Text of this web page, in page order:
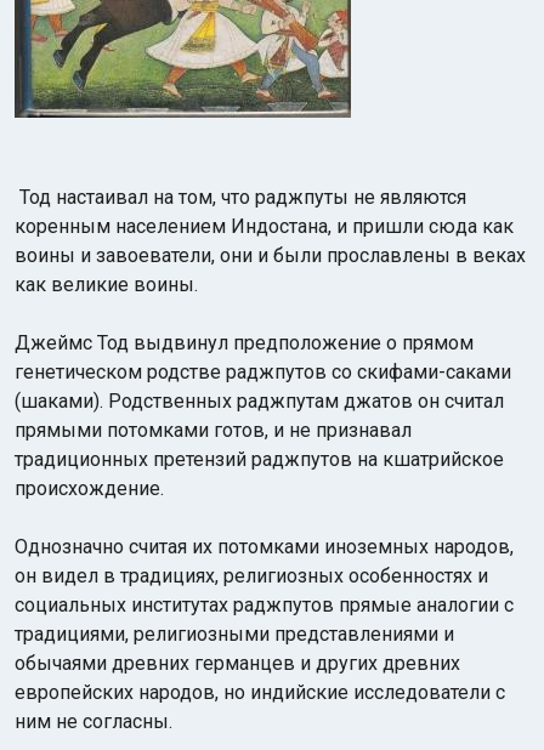
Тод настаивал на том, что раджпуты не являются
коренным населением Индостана, и пришли сюда как
воины и завоеватели, они и были прославлены в веках
как великие воины.
Джеймс Тод выдвинул предположение о прямом
генетическом родстве раджпутов со скифами-саками
(шаками). Родственных раджпутам джатов он считал
прямыми потомками готов, и не признавал
традиционных претензий раджпутов на кшатрийское
происхождение.
Однозначно считая их потомками иноземных народов,
он видел в традициях, религиозных особенностях и
социальных институтах раджпутов прямые аналогии с
традициями, религиозными представлениями и
обычаями древних германцев и других древних
европейских народов, но индийские исследователи с
ним не согласны.